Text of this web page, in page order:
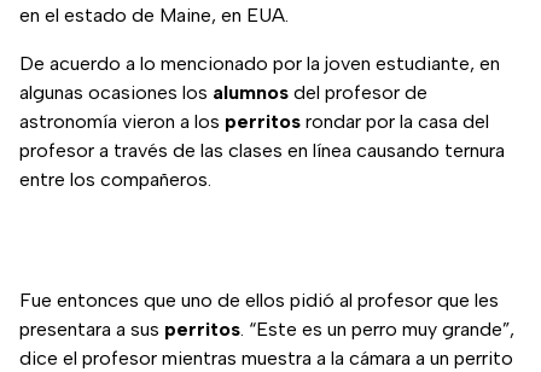
en el estado de Maine, en EUA.
De acuerdo a lo mencionado por la joven estudiante, en
algunas ocasiones los alumnos del profesor de
astronomía vieron a los perritos rondar por la casa del
profesor a través de las clases en línea causando ternura
entre los compañeros.
Fue entonces que uno de ellos pidió al profesor que les
presentara a sus perritos. “Este es un perro muy grande”,
dice el profesor mientras muestra a la cámara a un perrito